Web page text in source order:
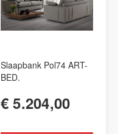
Slaapbank Pol74 ART-
BED.
€ 5.204,00